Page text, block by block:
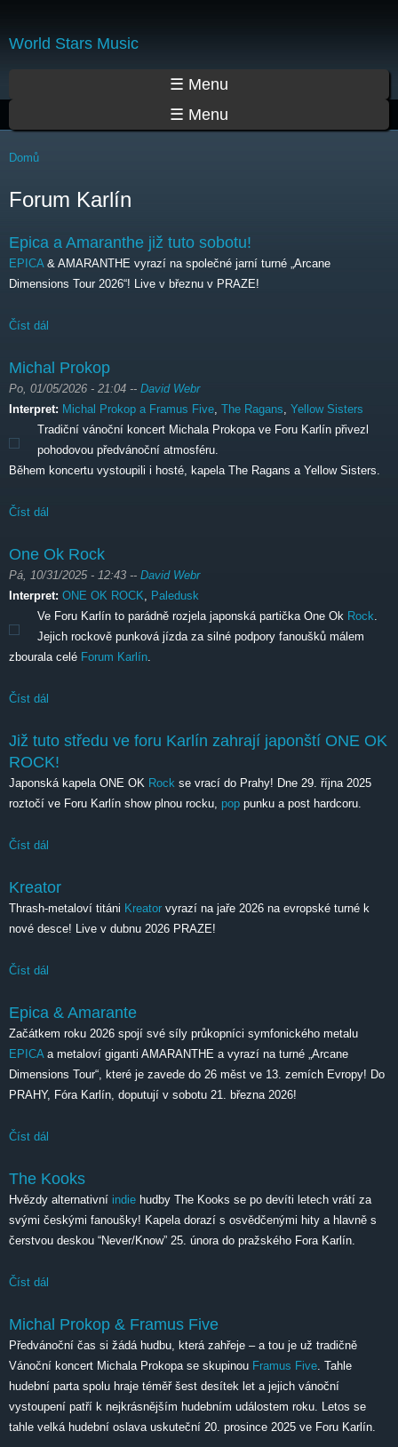
World Stars Music
☰ Menu
☰ Menu
Jste zde
Domů
Forum Karlín
Epica a Amaranthe již tuto sobotu!
EPICA & AMARANTHE vyrazí na společné jarní turné „Arcane
Dimensions Tour 2026“! Live v březnu v PRAZE!
Číst dál
Michal Prokop
Po, 01/05/2026 - 21:04 -- David Webr
Interpret: Michal Prokop a Framus Five The Ragans Yellow Sisters
Tradiční vánoční koncert Michala Prokopa ve Foru Karlín přivezl
pohodovou předvánoční atmosféru.
Během koncertu vystoupili i hosté, kapela The Ragans a Yellow Sisters.
Číst dál
One Ok Rock
Pá, 10/31/2025 - 12:43 -- David Webr
Interpret: ONE OK ROCK
Paledusk
Ve Foru Karlín to parádně rozjela japonská partička One Ok Rock
Jejich rockově punková jízda za silné podpory fanoušků málem
zbourala celé Forum Karlín
Číst dál
Již tuto středu ve foru Karlín zahrají japonští ONE OK
ROCK!
Japonská kapela ONE OK Rock se vrací do Prahy! Dne 29. října 2025
roztočí ve Foru Karlín show plnou rocku, pop punku a post hardcoru.
Číst dál
Kreator
Thrash-metaloví titáni Kreator vyrazí na jaře 2026 na evropské turné k
nové desce! Live v dubnu 2026 PRAZE!
Číst dál
Epica & Amarante
Začátkem roku 2026 spojí své síly průkopníci symfonického metalu
EPICA a metaloví giganti AMARANTHE a vyrazí na turné „Arcane
Dimensions Tour“, které je zavede do 26 měst ve 13. zemích Evropy! Do
PRAHY, Fóra Karlín, doputují v sobotu 21. března 2026!
Číst dál
The Kooks
Hvězdy alternativní indie hudby The Kooks se po devíti letech vrátí za
svými českými fanoušky! Kapela dorazí s osvědčenými hity a hlavně s
čerstvou deskou “Never/Know” 25. února do pražského Fora Karlín.
Číst dál
Michal Prokop & Framus Five
Předvánoční čas si žádá hudbu, která zahřeje – a tou je už tradičně
Vánoční koncert Michala Prokopa se skupinou Framus Five . Tahle
hudební parta spolu hraje téměř šest desítek let a jejich vánoční
vystoupení patří k nejkrásnějším hudebním událostem roku. Letos se
tahle velká hudební oslava uskuteční 20. prosince 2025 ve Foru Karlín.